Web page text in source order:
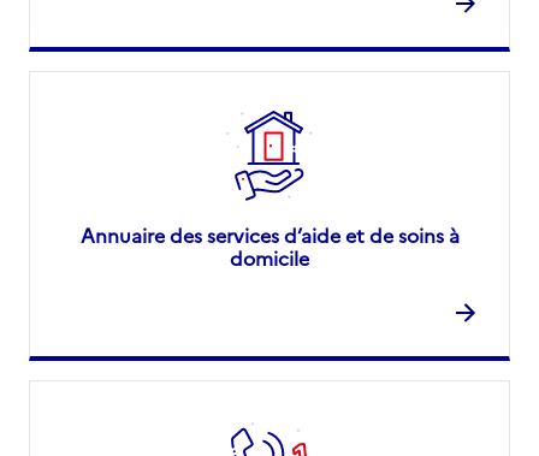
Annuaire des services d’aide et de soins à
domicile